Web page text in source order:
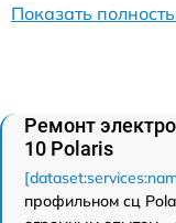
Показать
Ремонт
10 Polaris
профильном сц